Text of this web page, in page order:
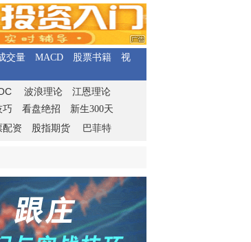
交量 MACD 股票书籍
视
波浪理论
江恩理论
巧 看盘绝招
新生300天
配资 股指期货 巴菲特